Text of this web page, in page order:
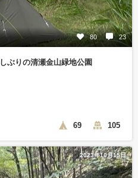
80 23
ぶりの清瀬金山緑地公園
69 105
2023年10月15日